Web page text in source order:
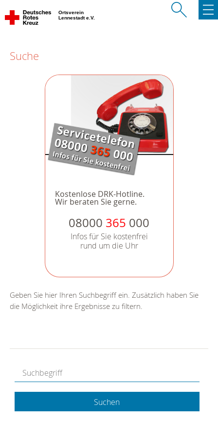
Ortsverein
Lennestadt e.V.
Suche
Kostenlose DRK-Hotline.
Wir beraten Sie gerne.
08000 365 000
Infos für Sie kostenfrei
rund um die Uhr
Geben Sie hier Ihren Suchbegriff ein. Zusätzlich haben Sie
die Möglichkeit ihre Ergebnisse zu filtern.
Suchen